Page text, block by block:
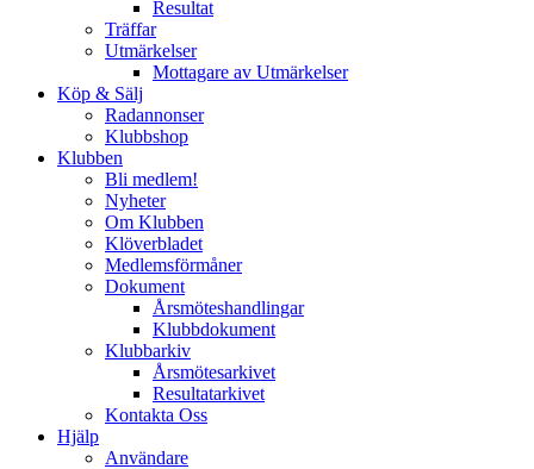
Resultat
Träffar
Utmärkelser
Mottagare av Utmärkelser
Köp & Sälj
Radannonser
Klubbshop
Klubben
Bli medlem!
Nyheter
Om Klubben
Klöverbladet
Medlemsförmåner
Dokument
Årsmöteshandlingar
Klubbdokument
Klubbarkiv
Årsmötesarkivet
Resultatarkivet
Kontakta Oss
Hjälp
Användare